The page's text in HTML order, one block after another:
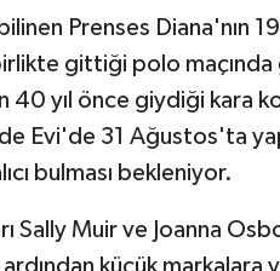
Prenses Diana'nın
gittiği polo maçında
40 yıl önce giydiği kara
Evi'de 31 Ağustos'ta
bulması bekleniyor.
Sally Muir ve Joanna